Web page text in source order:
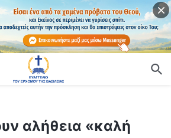
επικεφαλής»;
αλήθεια «καλή